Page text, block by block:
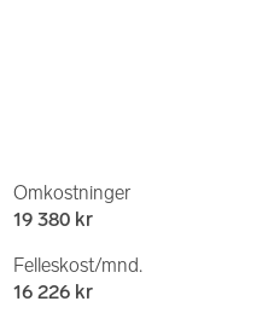
Omkostninger
19 380 kr
Felleskost/mnd.
16 226 kr